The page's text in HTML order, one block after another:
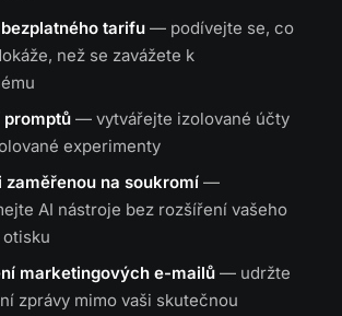
tarifu — podívejte se, co
než se zavážete k
— vytvářejte izolované účty
experimenty
zaměřenou na soukromí —
AI nástroje bez rozšíření vašeho
marketingových e-mailů — udržte
zprávy mimo vaši skutečnou